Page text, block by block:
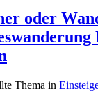
oder
Thema in